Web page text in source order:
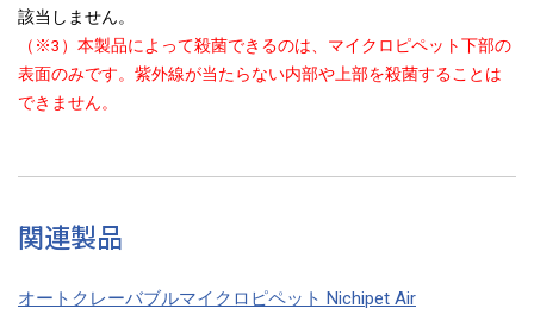
該当しません。
（※3）本製品によって殺菌できるのは、マイクロピペット下部の
表面のみです。紫外線が当たらない内部や上部を殺菌することは
できません。
関連製品
オートクレーバブルマイクロピペット Nichipet Air